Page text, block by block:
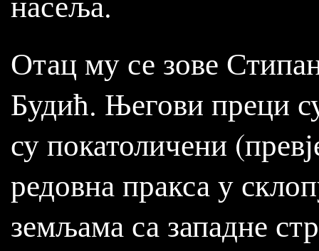
Отац му се зове
Будић. Његови преци
су покатоличени
редовна пракса у
земљама са западне